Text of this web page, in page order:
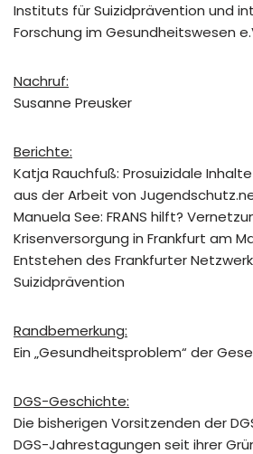
Instituts für Suizidprävention und
Forschung im Gesundheitswesen
Nachruf:
Susanne Preusker
Berichte:
Katja Rauchfuß: Prosuizidale
aus der Arbeit von
Manuela See: FRANS hilft?
Krisenversorgung in Frankfurt am
Entstehen des Frankfurter
Suizidprävention
Randbemerkung:
Ein „Gesundheitsproblem“ der
DGS-Geschichte:
Die bisherigen Vorsitzenden der
DGS-Jahrestagungen seit ihrer